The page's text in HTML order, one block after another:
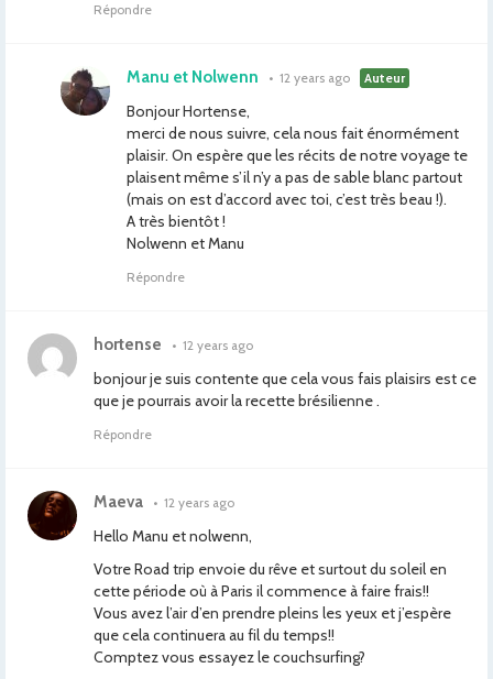
Répondre
Manu et Nolwenn • 12 years ago Auteur
Bonjour Hortense,
merci de nous suivre, cela nous fait énormément
plaisir. On espère que les récits de notre voyage te
plaisent même s’il n’y a pas de sable blanc partout
(mais on est d’accord avec toi, c’est très beau !).
A très bientôt !
Nolwenn et Manu
Répondre
hortense • 12 years ago
bonjour je suis contente que cela vous fais plaisirs est ce
que je pourrais avoir la recette brésilienne .
Répondre
Maeva • 12 years ago
Hello Manu et nolwenn,
Votre Road trip envoie du rêve et surtout du soleil en
cette période où à Paris il commence à faire frais!!
Vous avez l’air d’en prendre pleins les yeux et j’espère
que cela continuera au fil du temps!!
Comptez vous essayez le couchsurfing?